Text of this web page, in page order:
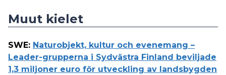
Muut kielet
SWE: Naturobjekt, kultur och evenemang –
Leader-grupperna i Sydvästra Finland beviljade
1,3 miljoner euro för utveckling av landsbygden